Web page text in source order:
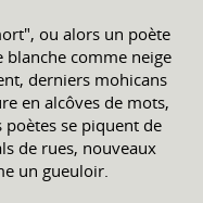
ou alors un poète
blanche comme neige
derniers mohicans
en alcôves de mots,
se piquent de
de rues, nouveaux
un gueuloir.